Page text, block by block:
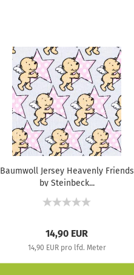
Baumwoll Jersey Heavenly Friends
by Steinbeck...
14,90 EUR
14,90 EUR pro lfd. Meter